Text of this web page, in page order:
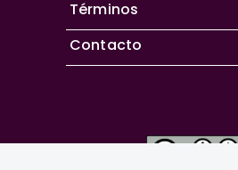
Términos
Contacto